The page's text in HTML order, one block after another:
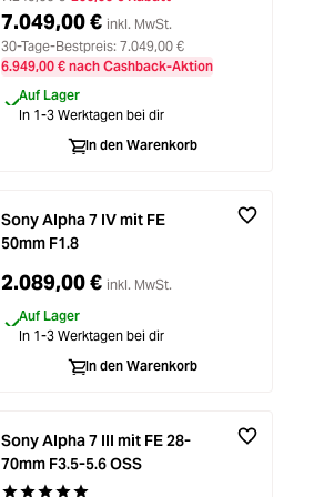
7.049,00 € inkl. MwSt.
30-Tage-Bestpreis: 7.049,00 €
6.949,00 € nach Cashback-Aktion
Auf Lager
In 1-3 Werktagen bei dir
In den Warenkorb
Sony Alpha 7 IV mit FE
50mm F1.8
2.089,00 € inkl. MwSt.
Auf Lager
In 1-3 Werktagen bei dir
In den Warenkorb
Sony Alpha 7 III mit FE 28-
70mm F3.5-5.6 OSS